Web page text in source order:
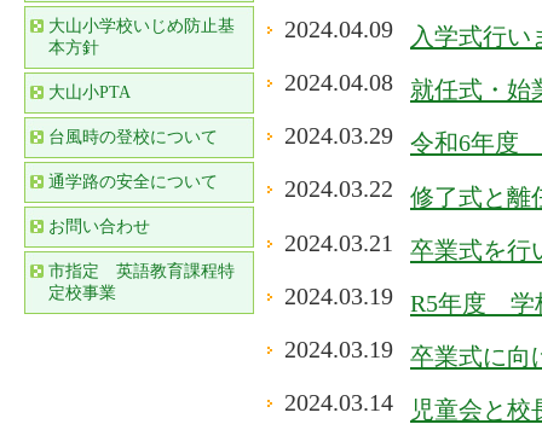
2024.04.09
入学式行い
2024.04.08
就任式・始
2024.03.29
令和6年度
2024.03.22
修了式と離
2024.03.21
卒業式を行
2024.03.19
R5年度 学
2024.03.19
卒業式に向
2024.03.14
児童会と
大山小学校いじめ防止基
本方針
大山小PTA
台風時の登校について
通学路の安全について
お問い合わせ
市指定 英語教育課程特
定校事業